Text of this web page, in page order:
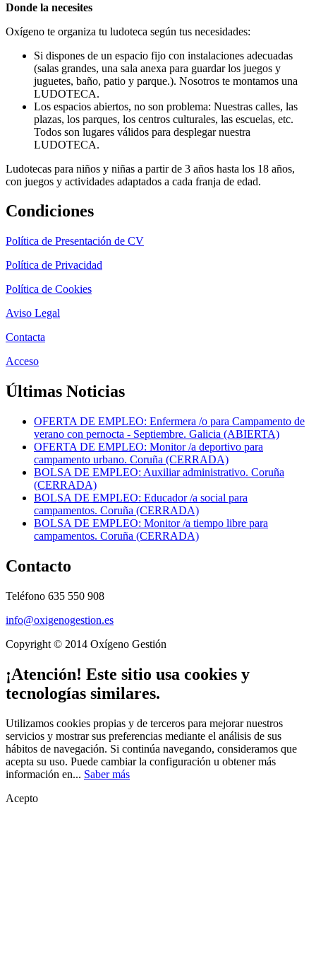
Donde la necesites
Oxígeno te organiza tu ludoteca según tus necesidades:
Si dispones de un espacio fijo con instalaciones adecuadas
(salas grandes, una sala anexa para guardar los juegos y
juguetes, baño, patio y parque.). Nosotros te montamos una
LUDOTECA.
Los espacios abiertos, no son problema: Nuestras calles, las
plazas, los parques, los centros culturales, las escuelas, etc.
Todos son lugares válidos para desplegar nuestra
LUDOTECA.
Ludotecas para niños y niñas a partir de 3 años hasta los 18 años,
con juegos y actividades adaptados a cada franja de edad.
Condiciones
Política de Presentación de CV
Política de Privacidad
Política de Cookies
Aviso Legal
Contacta
Acceso
Últimas Noticias
OFERTA DE EMPLEO: Enfermera /o para Campamento de
verano con pernocta - Septiembre. Galicia (ABIERTA)
OFERTA DE EMPLEO: Monitor /a deportivo para
campamento urbano. Coruña (CERRADA)
BOLSA DE EMPLEO: Auxiliar administrativo. Coruña
(CERRADA)
BOLSA DE EMPLEO: Educador /a social para
campamentos. Coruña (CERRADA)
BOLSA DE EMPLEO: Monitor /a tiempo libre para
campamentos. Coruña (CERRADA)
Contacto
Teléfono 635 550 908
info@oxigenogestion.es
Copyright © 2014 Oxígeno Gestión
¡Atención! Este sitio usa cookies y
tecnologías similares.
Utilizamos cookies propias y de terceros para mejorar nuestros
servicios y mostrar sus preferencias mediante el análisis de sus
hábitos de navegación. Si continúa navegando, consideramos que
acepta su uso. Puede cambiar la configuración u obtener más
información en... Saber más
Acepto